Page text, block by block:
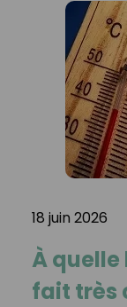
18 juin 2026
À
fait très